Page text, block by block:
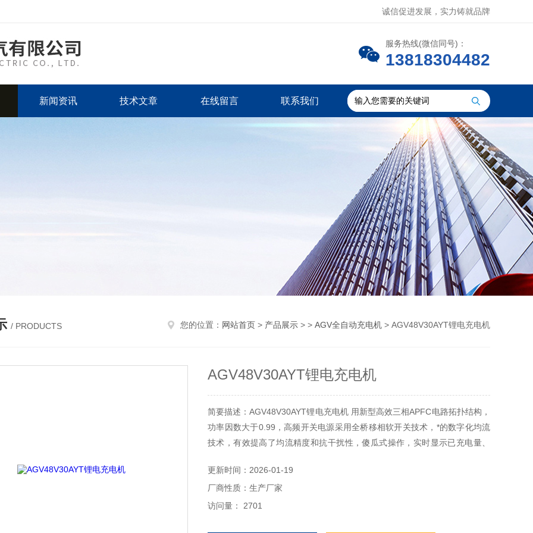
诚信促进发展，实力铸就品牌
服务热线(微信同号)：
13818304482
新闻资讯 技术文章 在线留言 联系我们
/ PRODUCTS 您的位置： 网站首页 > 产品展示 > > AGV全自动充电机 > AGV48V30AYT锂电充电机
AGV48V30AYT锂电充电机
简要描述：AGV48V30AYT锂电充电机 用新型高效三相APFC电路拓扑结构，
功率因数大于0.99，高频开关电源采用全桥移相软开关技术，*的数字化均流
技术，有效提高了均流精度和抗干扰性，傻瓜式操作，实时显示已充电量、
更新时间：2026-01-19
厂商性质：生产厂家
访问量： 2701